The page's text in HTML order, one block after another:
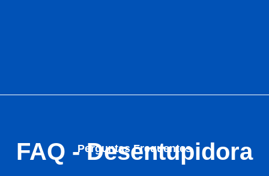
Perguntas Frequentes
FAQ - Desentupidora